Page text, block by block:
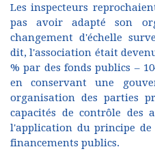
Les inspecteurs
pas avoir adapté son
changement d'échelle
dit, l'association était
% par des fonds publics –
en conservant une
organisation des parties
capacités de contrôle des
l'application du principe de
financements publics.